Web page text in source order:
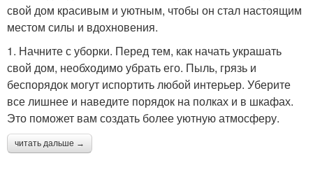
свой дом красивым и уютным, чтобы он стал настоящим
местом силы и вдохновения.
1. Начните с уборки. Перед тем, как начать украшать
свой дом, необходимо убрать его. Пыль, грязь и
беспорядок могут испортить любой интерьер. Уберите
все лишнее и наведите порядок на полках и в шкафах.
Это поможет вам создать более уютную атмосферу.
читать дальше →